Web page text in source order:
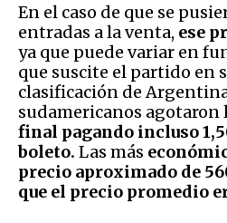
En el caso de que se
entradas a la venta, ese
ya que puede variar en
que suscite el partido en
clasificación de
sudamericanos agotaron
final pagando incluso
boleto. Las más
precio aproximado de
que el precio promedio